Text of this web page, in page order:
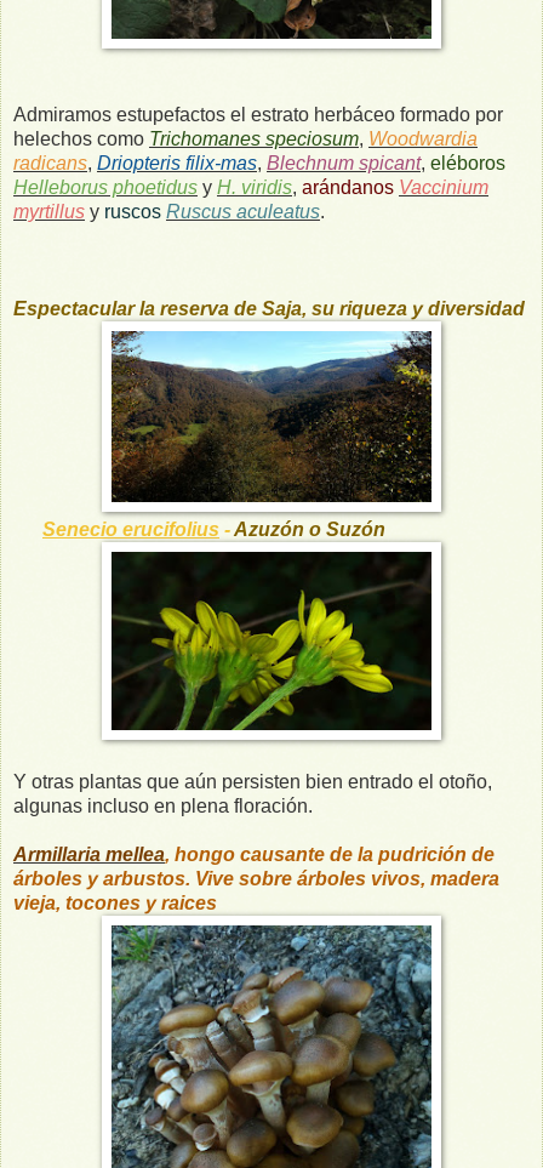
Admiramos estupefactos el estrato herbáceo formado por
helechos como Trichomanes speciosum, Woodwardia
radicans, Driopteris filix-mas, Blechnum spicant, eléboros
Helleborus phoetidus y H. viridis, arándanos Vaccinium
myrtillus y ruscos Ruscus aculeatus.
Espectacular la reserva de Saja, su riqueza y diversidad
Senecio erucifolius -Azuzón o Suzón
Y otras plantas que aún persisten bien entrado el otoño,
algunas incluso en plena floración.
Armillaria mellea, hongo causante de la pudrición de
árboles y arbustos. Vive sobre árboles vivos, madera
vieja, tocones y raices